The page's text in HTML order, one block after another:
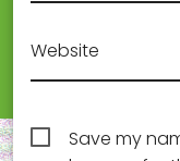
Website
Save my